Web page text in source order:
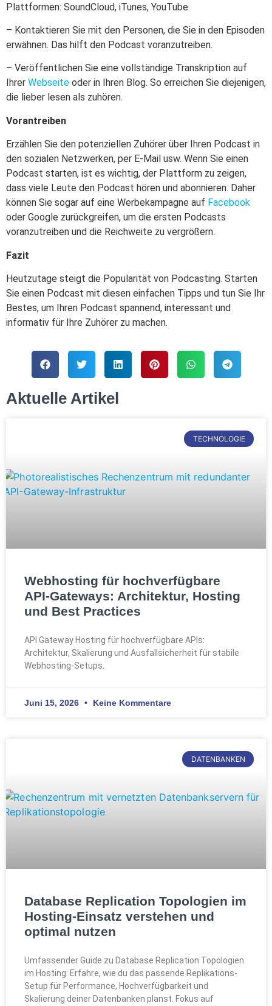
Plattformen: SoundCloud, iTunes, YouTube.
– Kontaktieren Sie mit den Personen, die Sie in den Episoden
erwähnen. Das hilft den Podcast voranzutreiben.
– Veröffentlichen Sie eine vollständige Transkription auf
Ihrer Webseite oder in Ihren Blog. So erreichen Sie diejenigen,
die lieber lesen als zuhören.
Vorantreiben
Erzählen Sie den potenziellen Zuhörer über Ihren Podcast in
den sozialen Netzwerken, per E-Mail usw. Wenn Sie einen
Podcast starten, ist es wichtig, der Plattform zu zeigen,
dass viele Leute den Podcast hören und abonnieren. Daher
können Sie sogar auf eine Werbekampagne auf Facebook
oder Google zurückgreifen, um die ersten Podcasts
voranzutreiben und die Reichweite zu vergrößern.
Fazit
Heutzutage steigt die Popularität von Podcasting. Starten
Sie einen Podcast mit diesen einfachen Tipps und tun Sie Ihr
Bestes, um Ihren Podcast spannend, interessant und
informativ für Ihre Zuhörer zu machen.
Aktuelle Artikel
TECHNOLOGIE
Webhosting für hochverfügbare
API-Gateways: Architektur, Hosting
und Best Practices
API Gateway Hosting für hochverfügbare APIs:
Architektur, Skalierung und Ausfallsicherheit für stabile
Webhosting-Setups.
Juni 15, 2026 Keine Kommentare
DATENBANKEN
Database Replication Topologien im
Hosting-Einsatz verstehen und
optimal nutzen
Umfassender Guide zu Database Replication Topologien
im Hosting: Erfahre, wie du das passende Replikations-
Setup für Performance, Hochverfügbarkeit und
Skalierung deiner Datenbanken planst. Fokus auf